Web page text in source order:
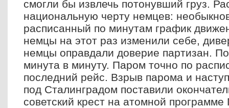
смогли бы извлечь потонувший груз.
национальную черту немцев:
расписанный по минутам график
немцы на этот раз изменили себе,
немцы оправдали доверие партизан.
минута в минуту. Паром точно по
последний рейс. Взрыв парома и
под Сталинградом поставили
советский крест на атомной программе